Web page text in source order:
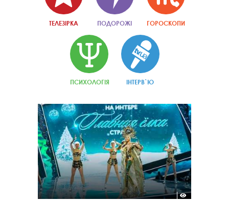
ТЕЛЕЗІРКА ПОДОРОЖІ ГОРОСКОПИ
ПСИХОЛОГІЯ ІНТЕРВ`Ю